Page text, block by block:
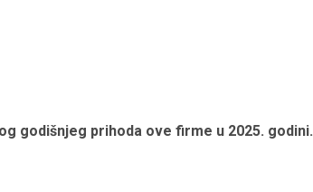
godišnjeg prihoda ove firme u 2025. godini.